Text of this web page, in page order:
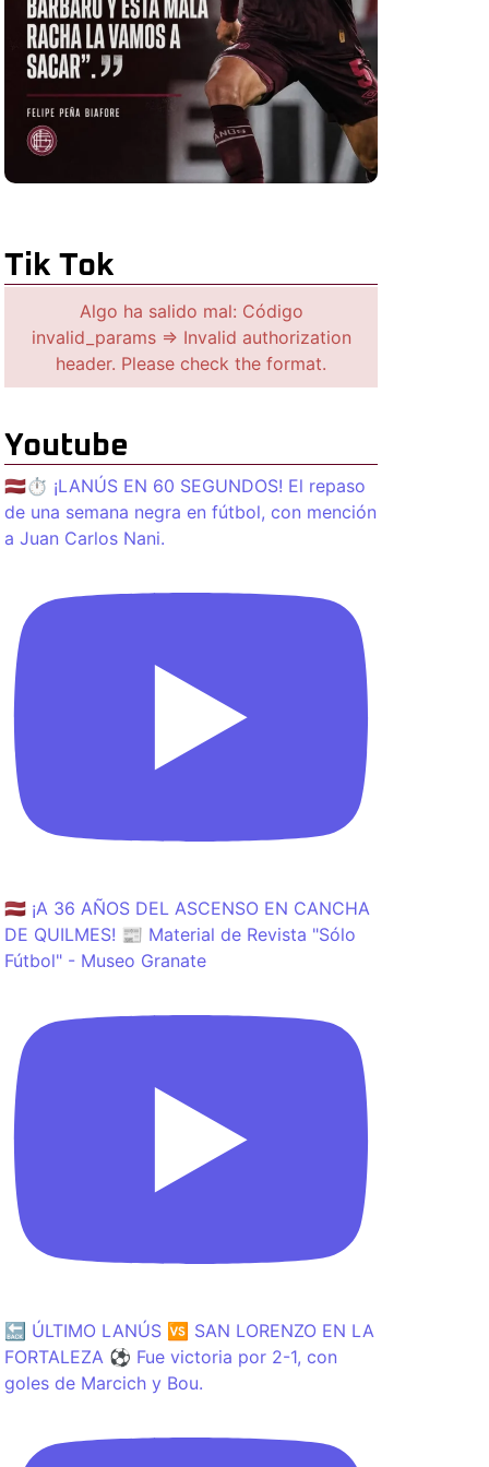
Tik Tok
Algo ha salido mal: Código
invalid_params => Invalid authorization
header. Please check the format.
Youtube
🇱🇻⏱️ ¡LANÚS EN 60 SEGUNDOS! El repaso
de una semana negra en fútbol, con mención
a Juan Carlos Nani.
🇱🇻 ¡A 36 AÑOS DEL ASCENSO EN CANCHA
DE QUILMES! 📰 Material de Revista "Sólo
Fútbol" - Museo Granate
🔙 ÚLTIMO LANÚS 🆚 SAN LORENZO EN LA
FORTALEZA ⚽️ Fue victoria por 2-1, con
goles de Marcich y Bou.